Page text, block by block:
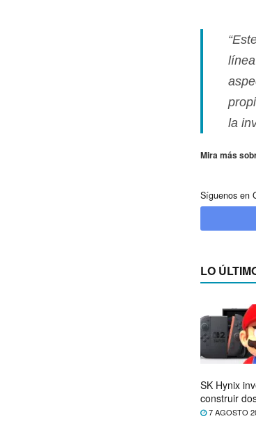
la
Mira más
Síguenos en
LO
SK Hynix
construir
7 AGOSTO